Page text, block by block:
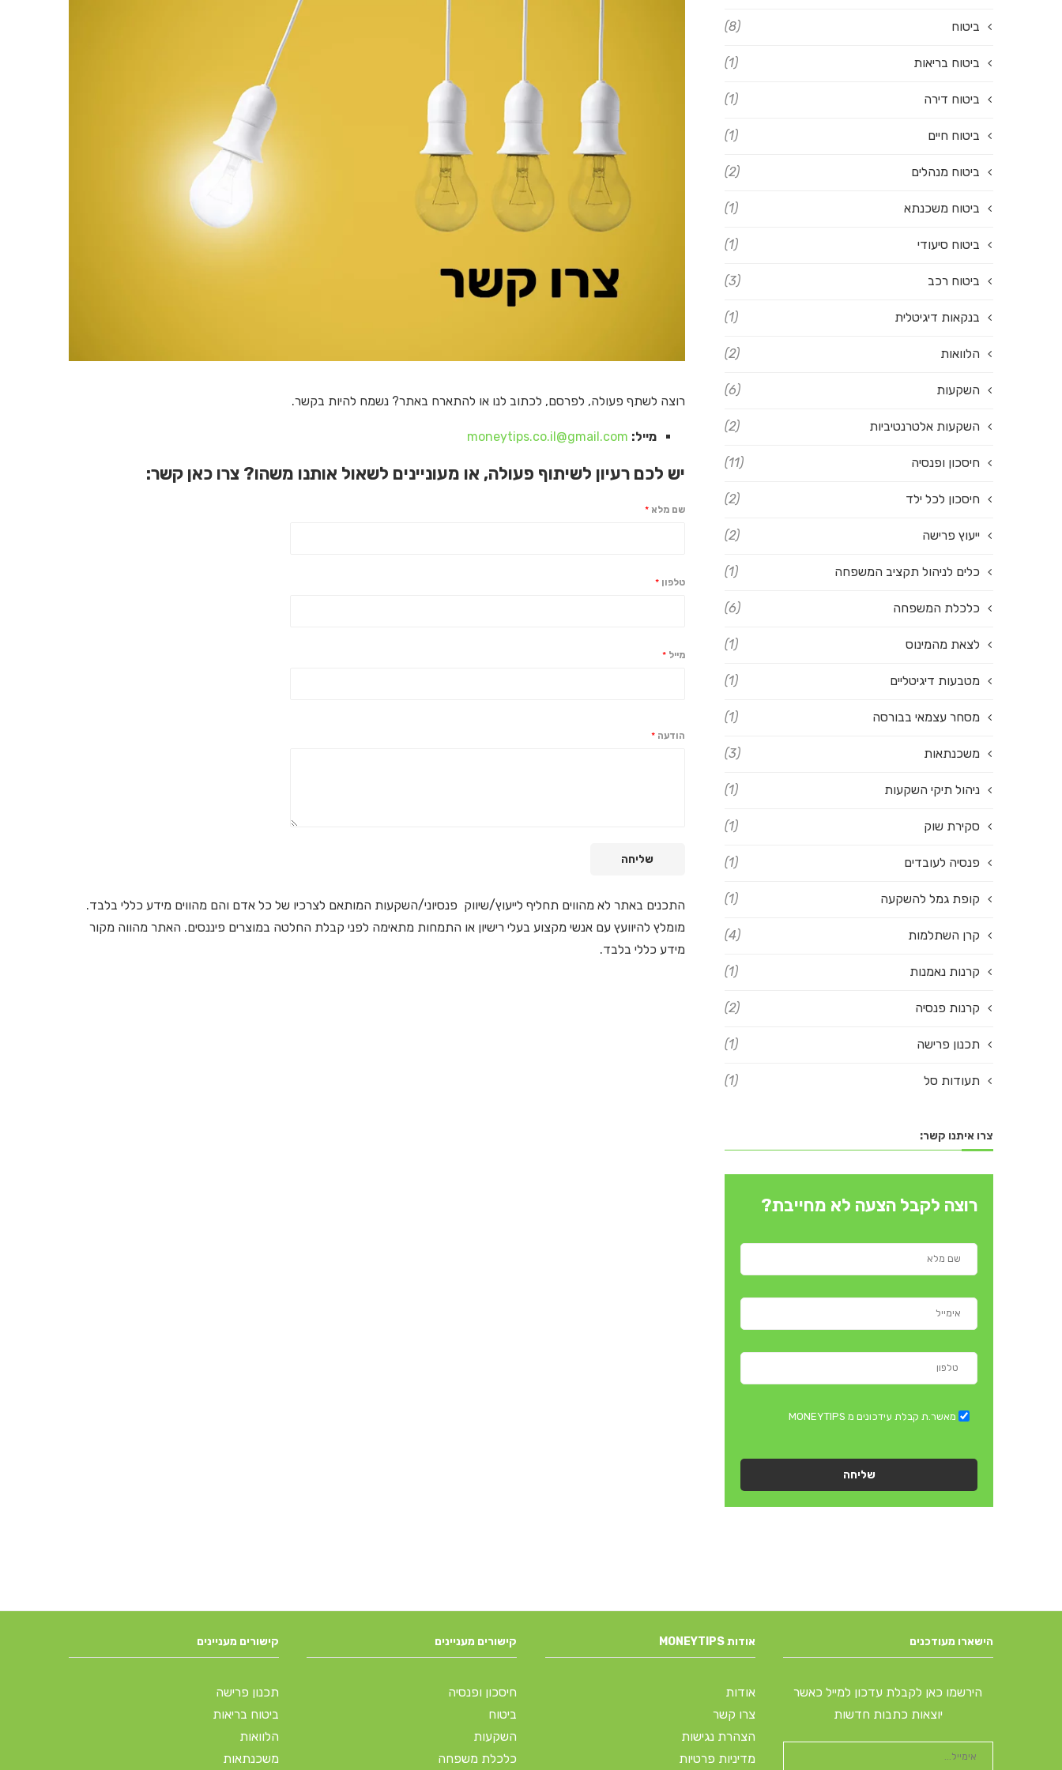
רוצה לשתף פעולה, לפרסם, לכתוב לנו או להתארח באתר? נשמח להיות בקשר.
מייל: moneytips.co.il@gmail.com
יש לכם רעיון לשיתוף פעולה, או מעוניינים לשאול אותנו משהו? צרו כאן קשר:
שם מלא*
טלפון*
מייל*
הודעה*
שליחה
התכנים באתר לא מהווים תחליף לייעוץ/שיווק פנסיוני/השקעות המותאם לצרכיו של כל אדם והם מהווים מידע כללי בלבד.
מומלץ להיוועץ עם אנשי מקצוע בעלי רישיון או התמחות מתאימה לפני קבלת החלטה במוצרים פיננסים. האתר מהווה מקור
מידע כללי בלבד.
ביטוח (8)
ביטוח בריאות (1)
ביטוח דירה (1)
ביטוח חיים (1)
ביטוח מנהלים (2)
ביטוח משכנתא (1)
ביטוח סיעודי (1)
ביטוח רכב (3)
בנקאות דיגיטלית (1)
הלוואות (2)
השקעות (6)
השקעות אלטרנטיביות (2)
חיסכון ופנסיה (11)
חיסכון לכל ילד (2)
ייעוץ פרישה (2)
כלים לניהול תקציב המשפחה (1)
כלכלת המשפחה (6)
לצאת מהמינוס (1)
מטבעות דיגיטליים (1)
מסחר עצמאי בבורסה (1)
משכנתאות (3)
ניהול תיקי השקעות (1)
סקירת שוק (1)
פנסיה לעובדים (1)
קופת גמל להשקעה (1)
קרן השתלמות (4)
קרנות נאמנות (1)
קרנות פנסיה (2)
תכנון פרישה (1)
תעודות סל (1)
צרו איתנו קשר:
רוצה לקבל הצעה לא מחייבת?
מאשר.ת קבלת עידכונים מ MONEYTIPS
שליחה
הישארו מעודכנים
הירשמו כאן לקבלת עדכון למייל כאשר
יוצאות כתבות חדשות
אודות MONEYTIPS
אודות
צרו קשר
הצהרת נגישות
מדיניות פרטיות
קישורים מעניינים
חיסכון ופנסיה
ביטוח
השקעות
כלכלת משפחה
קישורים מעניינים
תכנון פרישה
ביטוח בריאות
הלוואות
משכנתאות